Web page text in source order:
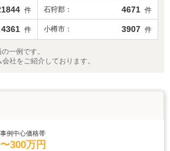
件 石狩郡 4671 件
4361 件 小樽市 3907 件
一例です。
社をご紹介しております。
事例中心価格帯
〜300万円